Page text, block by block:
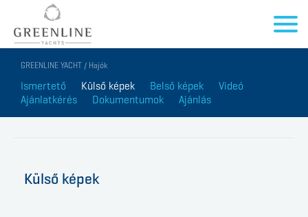
GREENLINE YACHT / Hajók
Ismertető Külső képek Belső képek
Videó
Ajánlatkérés
Dokumentumok Ajánlás
Külső képek